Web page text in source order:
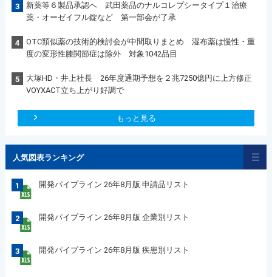
3
新薬等６製品承認へ 武田薬品のナルコレプシータイプ１治療
薬・オーゼイフル錠など 第一部会が了承
4
OTC類似薬の技術的検討会が中間取りまとめ 湿布薬は慢性・重
度の変形性膝関節症は除外 対象1042品目
5
大塚HD・井上社長 26年度通期予想を２兆7250億円に上方修正
VOYXACT立ち上がり好調で
もっと見る
人気図表ランキング
1 開発パイプライン 26年8月版 申請品リスト
2 開発パイプライン 26年8月版 企業別リスト
3 開発パイプライン 26年8月版 疾患別リスト